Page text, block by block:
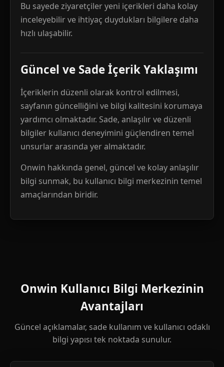
Bu sayede ziyaretçiler yeni içerikleri daha kolay
inceleyebilir ve ihtiyaç duydukları bilgilere daha
hızlı ulaşabilir.
Güncel ve Sade İçerik Yaklaşımı
İçeriklerin düzenli olarak kontrol edilmesi,
sayfanın güncelliğini ve bilgi kalitesini korumaya
yardımcı olmaktadır. Sade, anlaşılır ve düzenli
bilgiler kullanıcı deneyimini güçlendiren temel
unsurlar arasında yer almaktadır.
Onwin hakkında genel, güncel ve kolay anlaşılır
bilgi sunmak, bu kullanıcı bilgi merkezinin temel
amaçlarından biridir.
Onwin Kullanıcı Bilgi Merkezinin
Avantajları
Güncel açıklamalar, sade kullanım ve kullanıcı odaklı
bilgi yapısı tek noktada sunulur.